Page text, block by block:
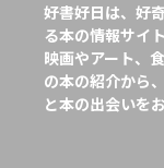
好書好日は、好
る本の情報サイト
映画やアート、
の本の紹介から
と本の出会いを